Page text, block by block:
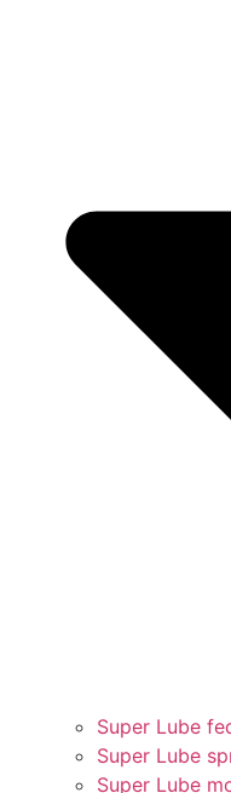
Super Lube
Super Lube
Super Lube